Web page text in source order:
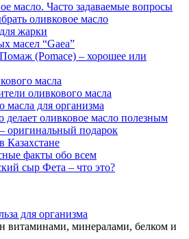
масло. Часто задаваемые вопросы
оливковое масло
жарки
масел “Gaea”
(Pomace) – хорошее или
масла
оливкового масла
масла для организма
делает оливковое масло полезным
оригинальный подарок
Казахстане
факты обо всем
сыр Фета – что это?
для организма
витаминами, минералами, белком и